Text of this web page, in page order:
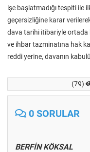
işe başlatmadığı tespiti ile
geçersizliğine karar
dava tarihi itibariyle ortada
ve ihbar tazminatına hak
reddi yerine, davanın
(79)
0 SORULAR
BERFİN KÖKSAL